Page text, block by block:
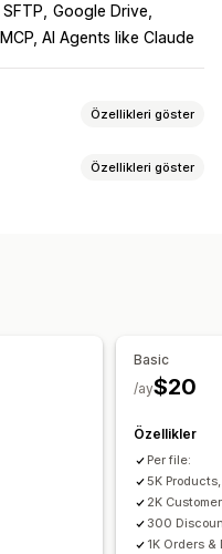
Google Drive
MCP, AI Agents like Claude
Özellikleri göster
Özellikleri göster
senkronizasyon
İndirimler
Basic
$20
/ay
Özellikler
Per file:
5K
2K
300
1K Orders